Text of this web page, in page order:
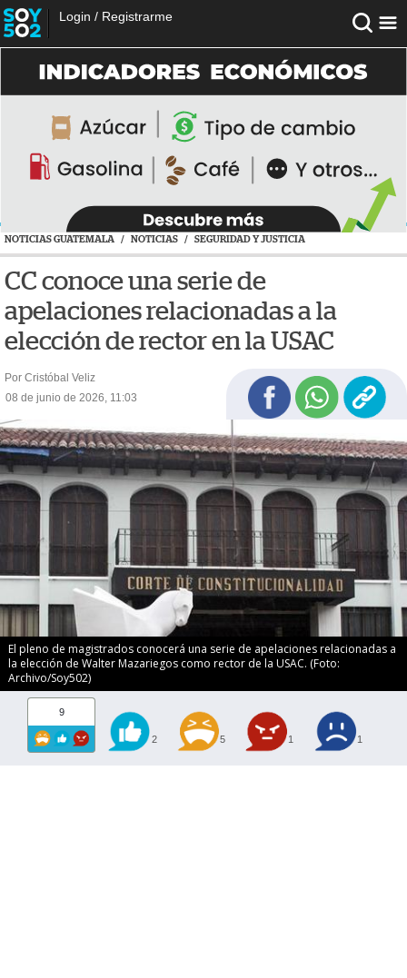
Login / Registrarme
NOTICIAS GUATEMALA / NOTICIAS / SEGURIDAD Y JUSTICIA
CC conoce una serie de
apelaciones relacionadas a la
elección de rector en la USAC
Por Cristóbal Veliz
08 de junio de 2026, 11:03
El pleno de magistrados conocerá una serie de apelaciones relacionadas a
la elección de Walter Mazariegos como rector de la USAC. (Foto:
Archivo/Soy502)
9
2 5 1 1